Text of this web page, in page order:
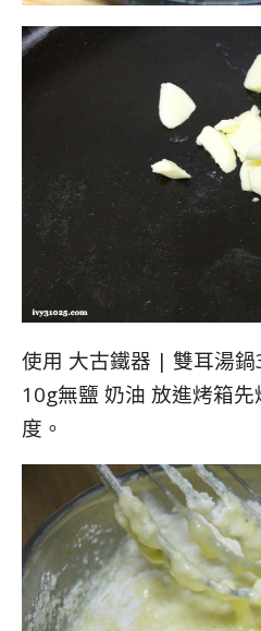
使用 大古鐵器 | 雙耳湯
10g無鹽 奶油 放進烤箱
度。